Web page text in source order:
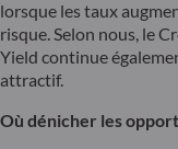
lorsque les taux
risque. Selon nous, le
Yield continue
attractif.
Où dénicher les